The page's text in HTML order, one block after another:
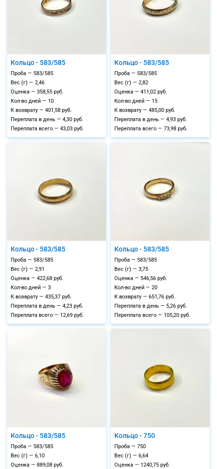
Кольцо - 583/585
Проба — 583/585
Вес (г) — 2,46
Оценка — 358,55 руб.
Кол-во дней — 10
К возврату — 401,58 руб.
Переплата в день — 4,30 руб.
Переплата всего — 43,03 руб.
Кольцо - 583/585
Проба — 583/585
Вес (г) — 2,82
Оценка — 411,02 руб.
Кол-во дней — 15
К возврату — 485,00 руб.
Переплата в день — 4,93 руб.
Переплата всего — 73,98 руб.
Кольцо - 583/585
Проба — 583/585
Вес (г) — 2,91
Оценка — 422,68 руб.
Кол-во дней — 3
К возврату — 435,37 руб.
Переплата в день — 4,23 руб.
Переплата всего — 12,69 руб.
Кольцо - 583/585
Проба — 583/585
Вес (г) — 3,75
Оценка — 546,56 руб.
Кол-во дней — 20
К возврату — 651,76 руб.
Переплата в день — 5,26 руб.
Переплата всего — 105,20 руб.
Кольцо - 583/585
Проба — 583/585
Вес (г) — 6,10
Оценка — 889,08 руб.
Кольцо - 750
Проба — 750
Вес (г) — 6,64
Оценка — 1240,75 руб.